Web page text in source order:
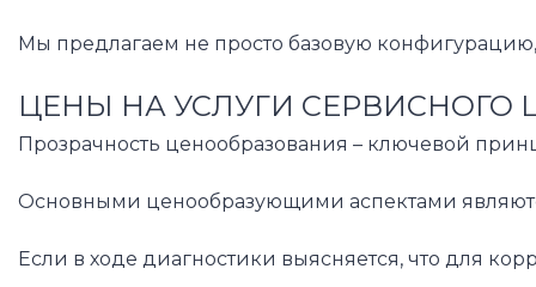
Мы предлагаем не просто базовую
ЦЕНЫ НА УСЛУГИ СЕРВИСНОГО
Прозрачность ценообразования – ключевой
Основными ценообразующими аспектами
Если в ходе диагностики выясняется, что для